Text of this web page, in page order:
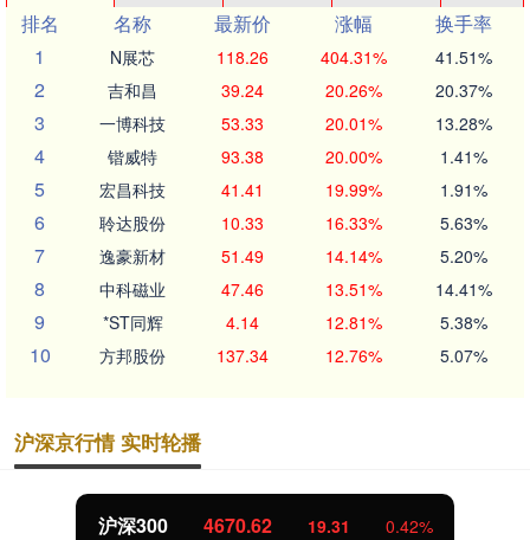
排名
名称 最新价 涨幅
换手率
1
N展芯 118.26 404.31% 41.51%
2 吉和昌 39.24 20.26% 20.37%
3 一博科技 53.33 20.01% 13.28%
4 锴威特 93.38 20.00% 1.41%
5 宏昌科技 41.41 19.99% 1.91%
6 聆达股份 10.33 16.33% 5.63%
7 逸豪新材 51.49 14.14% 5.20%
8 中科磁业 47.46 13.51% 14.41%
9 *ST同辉 4.14 12.81% 5.38%
10 方邦股份 137.34 12.76% 5.07%
沪深京行情 实时轮播
沪深300 4670.62 19.31 0.42%